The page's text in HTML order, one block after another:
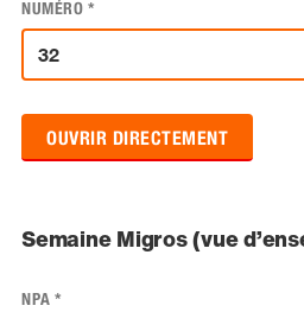
NUMÉRO *
OUVRIR DIRECTEMENT
Semaine Migros (vue
NPA *